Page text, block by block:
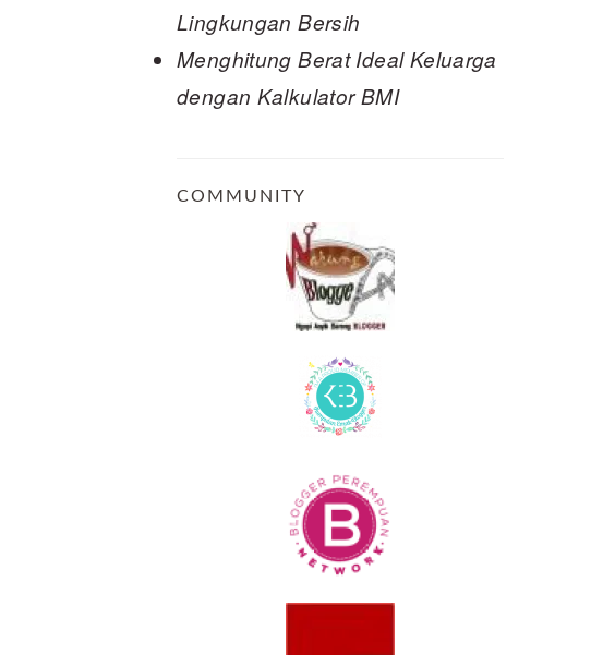
Lingkungan Bersih
Menghitung Berat Ideal Keluarga
dengan Kalkulator BMI
COMMUNITY